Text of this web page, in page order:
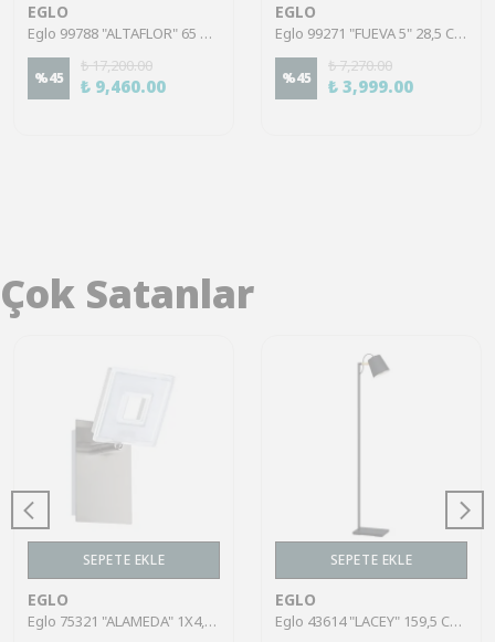
EGLO
Eglo 99788 "ALTAFLOR" 65 Cm Uzunluğunda Çelik Siyah Tavan Armatürü
%45
₺ 17,200.00
₺ 9,460.00
EGLO
Eglo 99271 "FUEVA 5" 28,5 Cm Uzunluğunda Çelik Siyah Tavan Armatürü Ip44
%45
₺ 7,270.00
₺ 3,999.00
Çok Satanlar
SEPETE EKLE
EGLO
Eglo 75321 "ALAMEDA" 1X4,5W Çelik Nikel Mat Sıva Üstü Spot
SEPETE EKLE
EGLO
Eglo 43614 "LACEY" 159,5 Cm Yüksekliğinde Çelik, Ahşap Köşe Lambası Lambader